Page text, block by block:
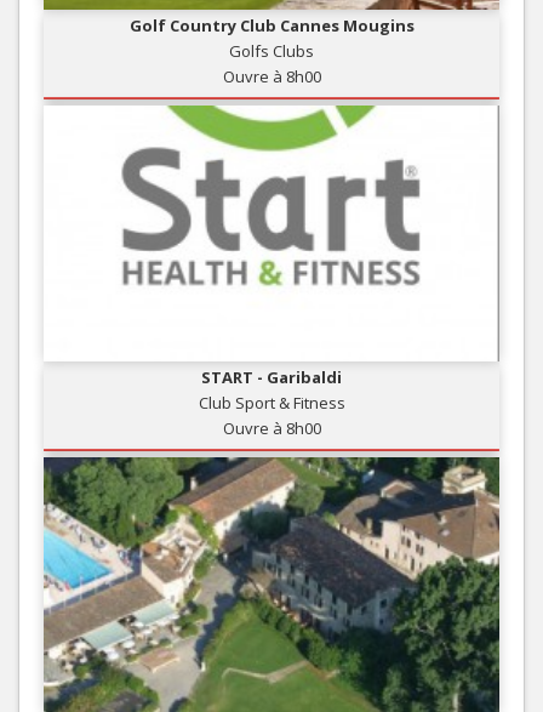
Golf Country Club Cannes Mougins
Golfs Clubs
Ouvre à 8h00
START - Garibaldi
Club Sport & Fitness
Ouvre à 8h00